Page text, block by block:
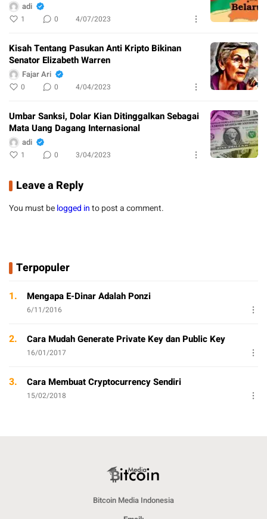
adi
1 0 4/07/2023
Kisah Tentang Pasukan Anti Kripto Bikinan
Senator Elizabeth Warren
Fajar Ari
0 0 4/04/2023
Umbar Sanksi, Dolar Kian Ditinggalkan Sebagai
Mata Uang Dagang Internasional
adi
1 0 3/04/2023
Leave a Reply
You must belogged into post a comment.
Terpopuler
1. Mengapa E-Dinar Adalah Ponzi
6/11/2016
2. Cara Mudah Generate Private Key dan Public Key
16/01/2017
3. Cara Membuat Cryptocurrency Sendiri
15/02/2018
Bitcoin Media Indonesia